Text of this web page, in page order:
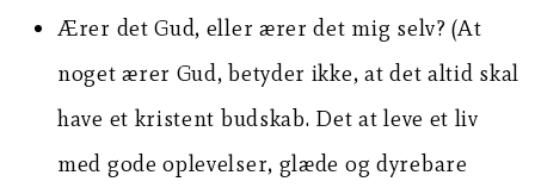
Ærer det Gud, eller ærer det mig selv? (At
noget ærer Gud, betyder ikke, at det altid skal
have et kristent budskab. Det at leve et liv
med gode oplevelser, glæde og dyrebare